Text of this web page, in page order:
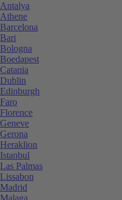
Antalya
Athene
Barcelona
Bari
Bologna
Boedapest
Catania
Dublin
Edinburgh
Faro
Florence
Geneve
Gerona
Heraklion
Istanbul
Las Palmas
Lissabon
Madrid
Malaga